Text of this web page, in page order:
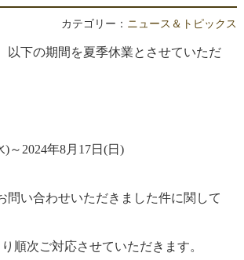
カテゴリー： ニュース＆トピックス
以下の期間を夏季休業とさせていただ
)～2024年8月17日(日)
問い合わせいただきました件に関して
順次ご対応させていただきます。